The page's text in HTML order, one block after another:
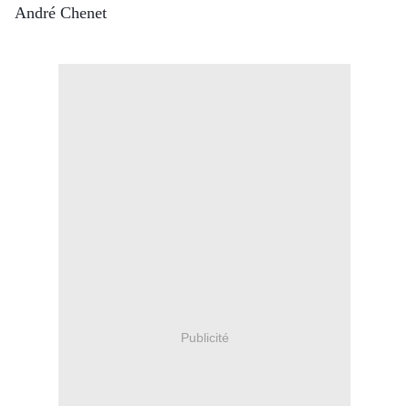
André Chenet
Publicité